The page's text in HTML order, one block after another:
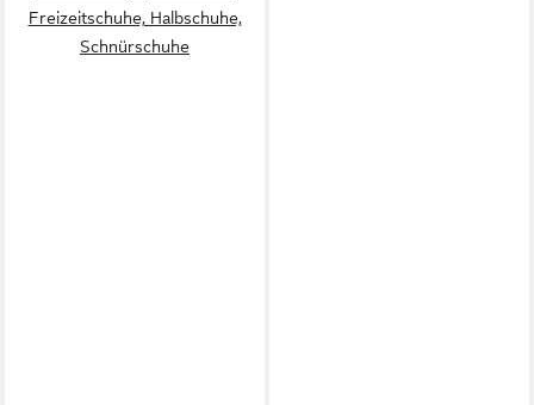
Freizeitschuhe, Halbschuhe,
Schnürschuhe